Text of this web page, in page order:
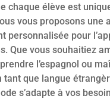
chaque élève est
vous proposons une
personnalisée pour
Que vous souhaitiez
l’espagnol ou
tant que langue
s’adapte à vos